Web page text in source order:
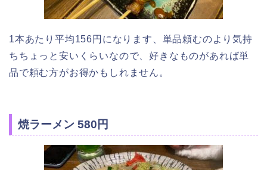
1本あたり平均156円になります、単品頼むのより気持
ちちょっと安いくらいなので、好きなものがあれば単
品で頼む方がお得かもしれません。
焼ラーメン 580円